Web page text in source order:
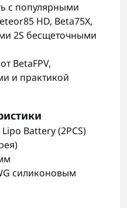
с популярными
HD, Beta75X,
2S бесщеточными
BetaFPV,
и практикой
Battery (2PCS)
силиконовым